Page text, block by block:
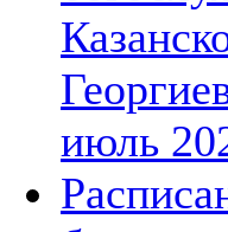
июль